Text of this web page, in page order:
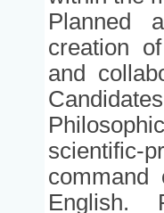
Planned
creation
and
scientific-
English.